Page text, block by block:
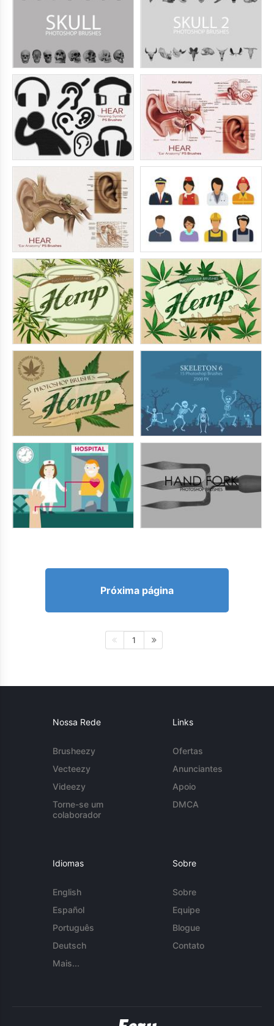
Próxima página
1
Nossa Rede
Brusheezy
Vecteezy
Videezy
Torne-se um
colaborador
Links
Ofertas
Anunciantes
Apoio
DMCA
Idiomas
English
Español
Português
Deutsch
Mais...
Sobre
Sobre
Equipe
Blogue
Contato